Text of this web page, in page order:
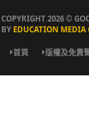
COPYRIGHT 2026 ©
BY EDUCATION MEDIA
首頁 版權及免責